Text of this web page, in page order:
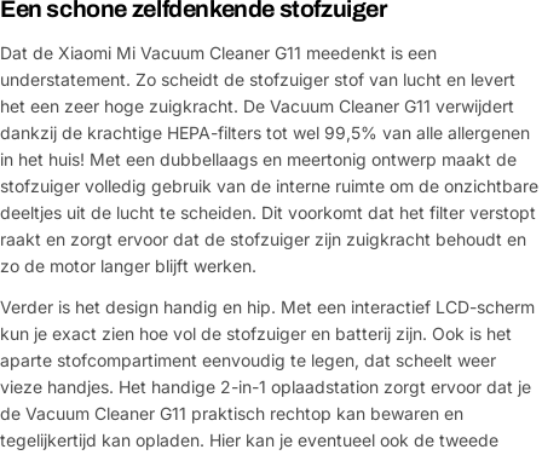
Een schone zelfdenkende stofzuiger
Dat de Xiaomi Mi Vacuum Cleaner G11 meedenkt is een
understatement. Zo scheidt de stofzuiger stof van lucht en levert
het een zeer hoge zuigkracht. De Vacuum Cleaner G11 verwijdert
dankzij de krachtige HEPA-filters tot wel 99,5% van alle allergenen
in het huis! Met een dubbellaags en meertonig ontwerp maakt de
stofzuiger volledig gebruik van de interne ruimte om de onzichtbare
deeltjes uit de lucht te scheiden. Dit voorkomt dat het filter verstopt
raakt en zorgt ervoor dat de stofzuiger zijn zuigkracht behoudt en
zo de motor langer blijft werken.
Verder is het design handig en hip. Met een interactief LCD-scherm
kun je exact zien hoe vol de stofzuiger en batterij zijn. Ook is het
aparte stofcompartiment eenvoudig te legen, dat scheelt weer
vieze handjes. Het handige 2-in-1 oplaadstation zorgt ervoor dat je
de Vacuum Cleaner G11 praktisch rechtop kan bewaren en
tegelijkertijd kan opladen. Hier kan je eventueel ook de tweede